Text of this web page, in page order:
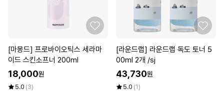
[마몽드] 프로바이오틱스 세라마
이드 스킨소프너 200ml
18,000원
5.0 (3)
[라운드랩] 라운드랩 독도 토너 5
00ml 2개 /sj
43,730원
5.0 (1)